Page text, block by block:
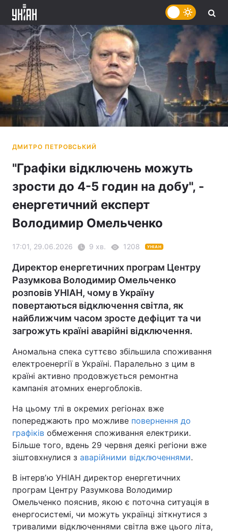
Головна Війна
Україна Політика
"Графіки відключень можуть
зрости до 4-5 годин на добу", -
енергетичний експерт
Володимир Омельченко
17:01, 29.06.2026 9 хв. 1208 УНІАН
Директор енергетичних програм Центру
Разумкова Володимир Омельченко
розповів УНІАН, чому в Україну
повертаються відключення світла, як
найближчим часом зросте дефіцит та чи
загрожуть країні аварійні відключення.
Аномальна спека суттєво збільшила споживання
електроенергії в Україні. Паралельно з цим в
країні активно продовжується ремонтна
кампанія атомних енергоблоків.
На цьому тлі в окремих регіонах вже
попереджають про можливе повернення до
графіків обмеження споживання електрики.
Більше того, вдень 29 червня деякі регіони вже
зіштовхнулися з аварійними відключеннями.
В інтервʼю УНІАН директор енергетичних
програм Центру Разумкова Володимир
Омельченко пояснив, якою є поточна ситуація в
енергосистемі, чи можуть українці зіткнутися з
тривалими відключеннями світла вже цього літа,